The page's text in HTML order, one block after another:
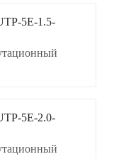
5E-1.5-
5E-2.0-